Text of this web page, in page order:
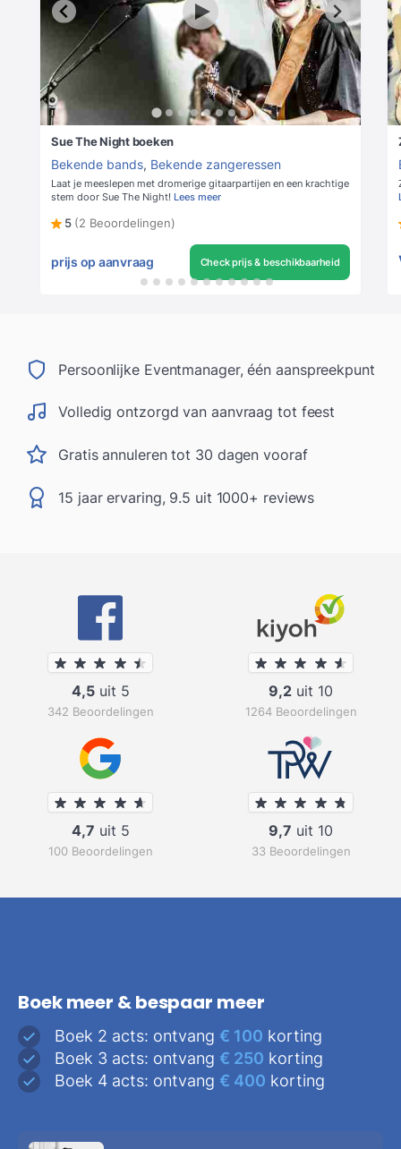
Sue The Night boeken
Bekende bands, Bekende zangeressen
Laat je meeslepen met dromerige gitaarpartijen en een krachtige
stem door Sue The Night! Lees meer
5 (2 Beoordelingen)
prijs op aanvraag Check prijs & beschikbaarheid
Persoonlijke Eventmanager, één aanspreekpunt
Volledig ontzorgd van aanvraag tot feest
Gratis annuleren tot 30 dagen vooraf
15 jaar ervaring, 9.5 uit 1000+ reviews
4,5uit 5
342 Beoordelingen
9,2 uit 10
1264 Beoordelingen
4,7 uit 5
100 Beoordelingen
9,7 uit 10
33 Beoordelingen
Boek meer & bespaar meer
Boek 2 acts: ontvang € 100 korting
Boek 3 acts: ontvang € 250 korting
Boek 4 acts: ontvang € 400 korting